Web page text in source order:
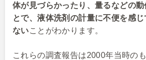
体が見づらかったり、量るなどの動
とで、液体洗剤の計量に不便を感じ
ないことがわかります。
これらの調査報告は2000年当時の